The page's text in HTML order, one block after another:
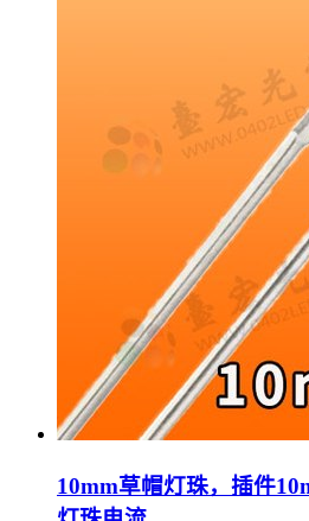
10mm草帽灯珠，插件